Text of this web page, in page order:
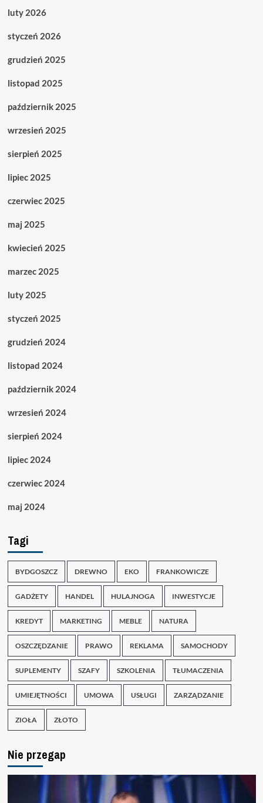
luty 2026
styczeń 2026
grudzień 2025
listopad 2025
październik 2025
wrzesień 2025
sierpień 2025
lipiec 2025
czerwiec 2025
maj 2025
kwiecień 2025
marzec 2025
luty 2025
styczeń 2025
grudzień 2024
listopad 2024
październik 2024
wrzesień 2024
sierpień 2024
lipiec 2024
czerwiec 2024
maj 2024
Tagi
BYDGOSZCZ DREWNO EKO FRANKOWICZE
GADŻETY HANDEL HULAJNOGA INWESTYCJE
KREDYT MARKETING MEBLE NATURA
OSZCZĘDZANIE PRAWO REKLAMA SAMOCHODY
SUPLEMENTY SZAFY SZKOLENIA TŁUMACZENIA
UMIEJĘTNOŚCI UMOWA USŁUGI ZARZĄDZANIE
ZIOŁA ZŁOTO
Nie przegap